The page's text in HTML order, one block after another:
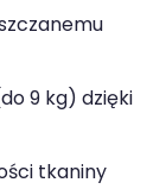
9 kg) dzięki
tkaniny